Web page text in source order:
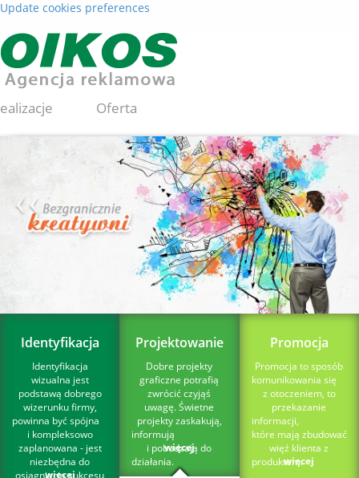
Update cookies preferences
Oferta
Loterie Kontakt
‹‹ ››
Identyfikacja
Identyfikacja
wizualna jest
podstawą dobrego
wizerunku firmy,
powinna być spójna
i kompleksowo
zaplanowana - jest
niezbędna do
osiągnięcia sukcesu
więcej
Projektowanie
Dobre projekty
graficzne potrafią
zwrócić czyjąś
uwagę. Świetne
projekty zaskakują,
informują
i pobudzają do
działania.
więcej
Promocja
Promocja to sposób
komunikowania się
z otoczeniem, to
przekazanie
informacji,
które mają zbudować
więź klienta z
produktem.
więcej